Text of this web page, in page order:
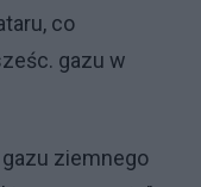
co
gazu w
ziemnego